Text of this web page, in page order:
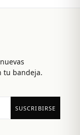
tu bandeja.